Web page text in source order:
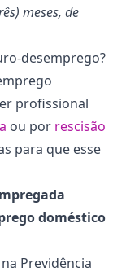
meses, de
desemprego?
profissional
ou por rescisão
para que esse
doméstico
Previdência